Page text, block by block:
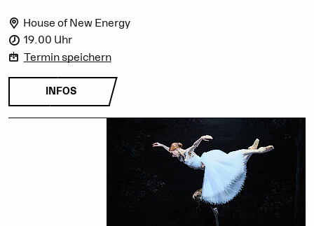
House of New Energy
19.00 Uhr
Termin speichern
INFOS